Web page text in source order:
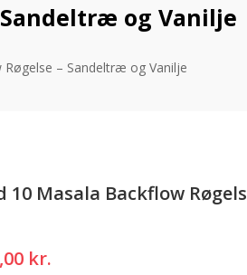
Sandeltræ og Vanilje
– Sandeltræ og Vanilje
10 Masala Backflow
kr.Den